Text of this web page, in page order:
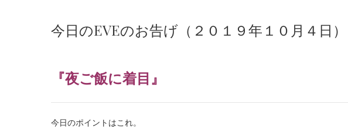
今日のEVEのお告げ（２０１９年１０月４日）
『 夜ご飯に着目』
今日のポイントはこれ。